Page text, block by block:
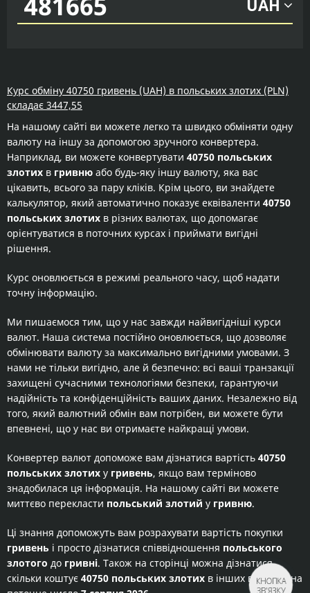
UAH
Курс обміну 40750 гривень (UAH) в польських злотих (PLN)
складає 3447,55
На нашому сайті ви можете легко та швидко обміняти одну
валюту на іншу за допомогою зручного конвертера.
Наприклад, ви можете конвертувати 40750 польських
злотих в гривню або будь-яку іншу валюту, яка вас
цікавить, всього за пару кліків. Крім цього, ви знайдете
калькулятор, який автоматично показує еквіваленти 40750
польських злотих в різних валютах, що допомагає
орієнтуватися в поточних курсах і приймати вигідні
рішення.
Курс оновлюється в режимі реального часу, щоб надати
точну інформацію.
Ми пишаємося тим, що у нас завжди найвигідніші курси
валют. Наша система постійно оновлюється, що дозволяє
обмінювати валюту за максимально вигідними умовами. З
нами не тільки вигідно, але й безпечно: всі ваші транзакції
захищені сучасними технологіями безпеки, гарантуючи
надійність та конфіденційність ваших даних. Незалежно від
того, який валютний обмін вам потрібен, ви можете бути
впевнені, що у нас ви отримаєте найкращі умови.
Конвертер валют допоможе вам дізнатися вартість 40750
польських злотих у гривень, якщо вам терміново
знадобилася ця інформація. На нашому сайті ви можете
миттєво перекласти польський злотий у гривню.
Ці знання допоможуть вам розрахувати вартість покупки
гривень і просто дізнатися співвідношення польського
злотого до гривні. Також на сторінці можна дізнатися
скільки коштує 40750 польських злотих в інших валютах на
КНОПКА
ЗВ'ЯЗКУ